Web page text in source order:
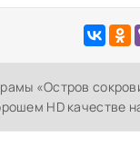
«Остров
HD качестве